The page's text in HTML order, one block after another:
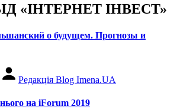
«ІНТЕРНЕТ ІНВЕСТ»
о будущем. Прогнозы и
Редакція Blog Imena.UA
на iForum 2019